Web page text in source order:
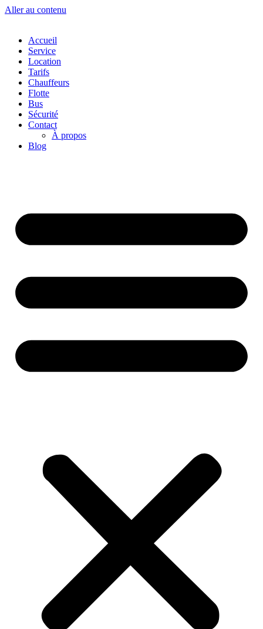
Aller au contenu
Accueil
Service
Location
Tarifs
Chauffeurs
Flotte
Bus
Sécurité
Contact
À propos
Blog